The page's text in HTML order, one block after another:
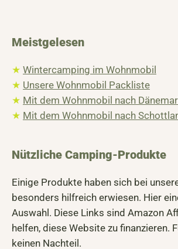
Meistgelesen
★ Wintercamping im Wohnmobil
★ Unsere Wohnmobil Packliste
★ Mit dem Wohnmobil nach
★ Mit dem Wohnmobil nach
Nützliche Camping-Produkte
Einige Produkte haben sich bei
besonders hilfreich erwiesen. Hier
Auswahl. Diese Links sind Amazon
helfen, diese Website zu finanzieren.
keinen Nachteil.